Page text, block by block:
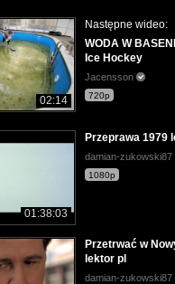
02:14
Następne wideo:
WODA W
Ice Hockey
Jacensson
720p
01:38:03
Przeprawa 1979
damian-zukowski87
1080p
Przetrwać w
lektor pl
damian-zukowski87